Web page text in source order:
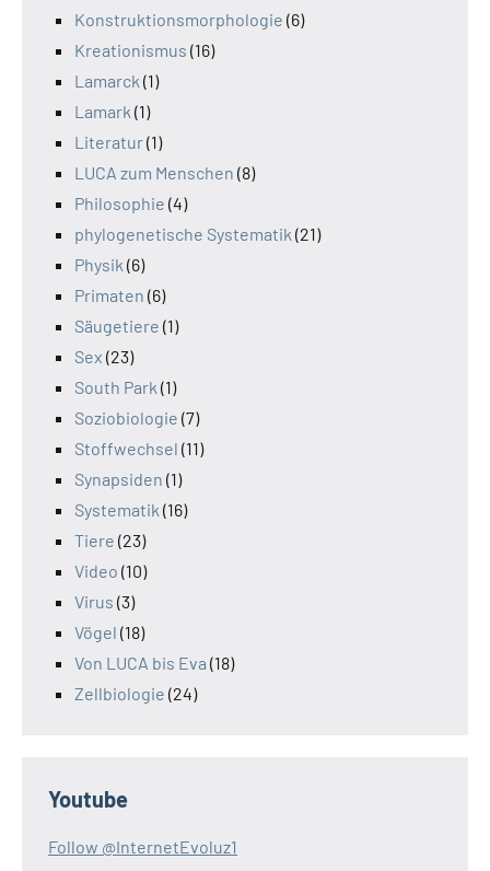
Konstruktionsmorphologie (6)
Kreationismus (16)
Lamarck (1)
Lamark (1)
Literatur(1)
LUCA zum Menschen (8)
Philosophie (4)
phylogenetische Systematik (21)
Physik (6)
Primaten (6)
Säugetiere (1)
Sex (23)
South Park (1)
Soziobiologie (7)
Stoffwechsel (11)
Synapsiden (1)
Systematik (16)
Tiere (23)
Video (10)
Virus (3)
Vögel (18)
Von LUCA bis Eva (18)
Zellbiologie (24)
Youtube
Follow @InternetEvoluz1